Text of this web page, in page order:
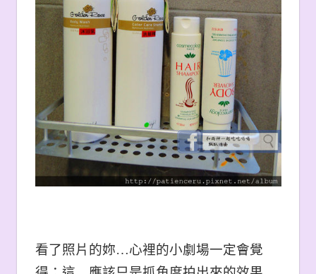
看了照片的妳…心裡的小劇場一定會覺